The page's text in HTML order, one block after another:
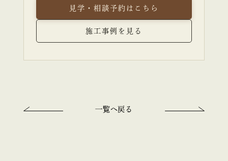
見学・相談予約はこちら
施工事例を見る
一覧へ戻る